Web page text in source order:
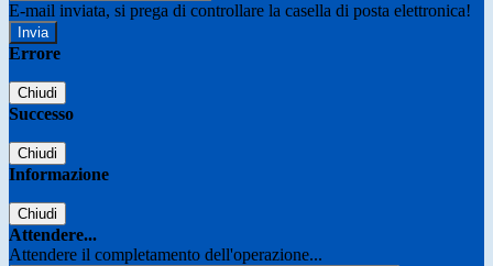
E-mail inviata, si prega di controllare la casella di posta elettronica!
Errore
Chiudi
Successo
Chiudi
Informazione
Chiudi
Attendere...
Attendere il completamento dell'operazione...